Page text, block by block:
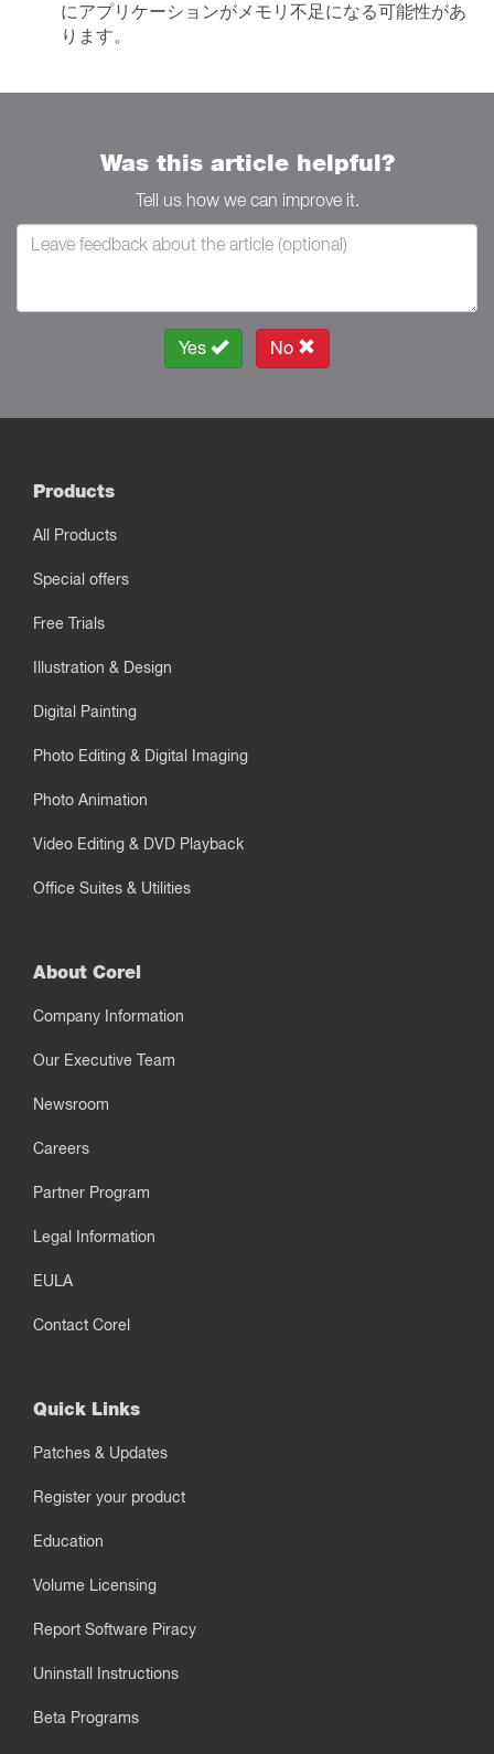
にアプリケーションがメモリ不足になる可能性があ
ります。
Was this article helpful?
Tell us how we can improve it.
Yes No
Products
All Products
Special offers
Free Trials
Illustration & Design
Digital Painting
Photo Editing & Digital Imaging
Photo Animation
Video Editing & DVD Playback
Office Suites & Utilities
About Corel
Company Information
Our Executive Team
Newsroom
Careers
Partner Program
Legal Information
EULA
Contact Corel
Quick Links
Patches & Updates
Register your product
Education
Volume Licensing
Report Software Piracy
Uninstall Instructions
Beta Programs